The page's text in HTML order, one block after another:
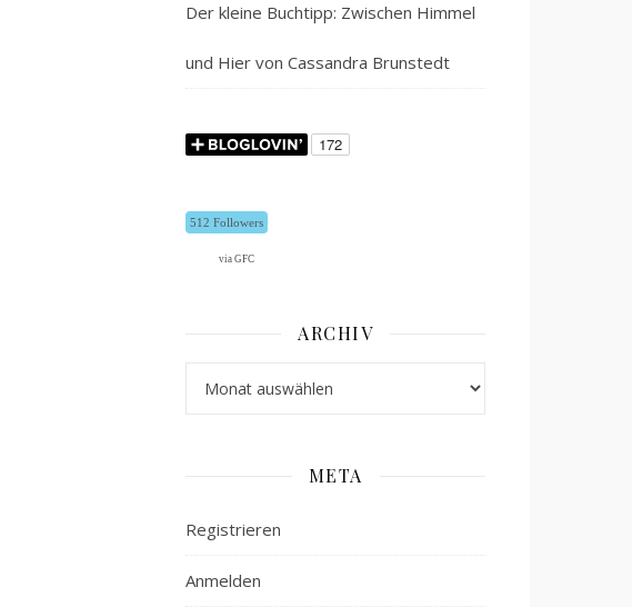
Der kleine Buchtipp: Zwischen Himmel
und Hier von Cassandra Brunstedt
512 Followers
via GFC
ARCHIV
META
Registrieren
Anmelden